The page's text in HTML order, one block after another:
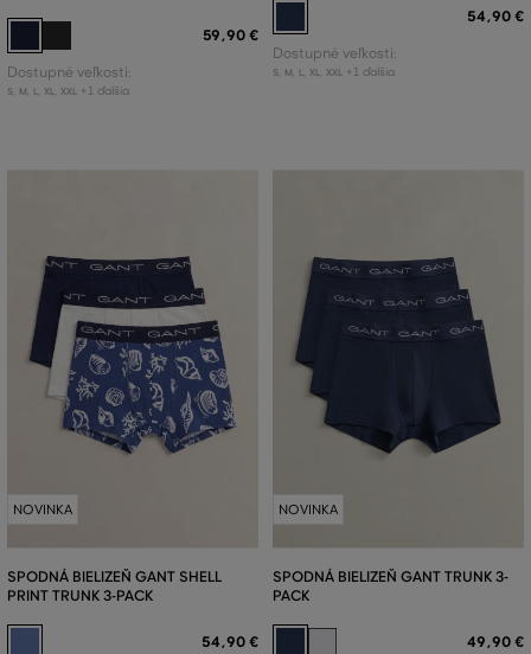
59,90 €
Dostupné veľkosti:
S, M L XL XXL +1 ďalšia
54,90 €
Dostupné veľkosti:
S, M L XL XXL +1 ďalšia
NOVINKA
SPODNÁ BIELIZEŇ GANT SHELL
PRINT TRUNK 3-PACK
54,90 €
NOVINKA
SPODNÁ BIELIZEŇ GANT TRUNK 3-
PACK
49,90 €